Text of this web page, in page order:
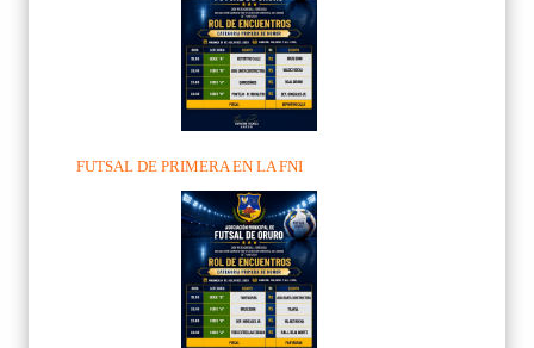
FUTSAL DE PRIMERA EN LA FNI